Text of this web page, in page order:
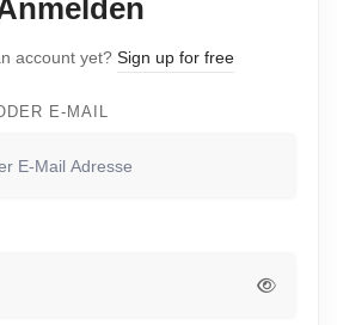
account yet? Sign up for free
E-MAIL